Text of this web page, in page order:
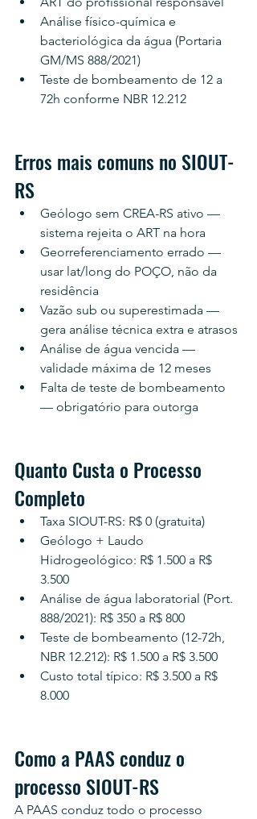
Análise físico-química e
bacteriológica da água (Portaria
GM/MS 888/2021)
Teste de bombeamento de 12 a
72h conforme NBR 12.212
Erros mais comuns no SIOUT-
RS
Geólogo sem CREA-RS ativo —
sistema rejeita o ART na hora
Georreferenciamento errado —
usar lat/long do POÇO, não da
residência
Vazão sub ou superestimada —
gera análise técnica extra e atrasos
Análise de água vencida —
validade máxima de 12 meses
Falta de teste de bombeamento
— obrigatório para outorga
Quanto Custa o Processo
Completo
Taxa SIOUT-RS: R$ 0 (gratuita)
Geólogo + Laudo
Hidrogeológico: R$ 1.500 a R$
3.500
Análise de água laboratorial (Port.
888/2021): R$ 350 a R$ 800
Teste de bombeamento (12-72h,
NBR 12.212): R$ 1.500 a R$ 3.500
Custo total típico: R$ 3.500 a R$
8.000
Como a PAAS conduz o
processo SIOUT-RS
A PAAS conduz todo o processo